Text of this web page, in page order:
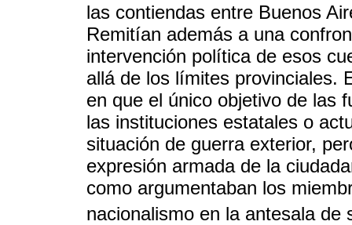
las contiendas entre Buenos
Remitían además a una
intervención política de esos
allá de los límites provinciales.
en que el único objetivo de las
las instituciones estatales o
situación de guerra exterior,
expresión armada de la
como argumentaban los
nacionalismo en la antesala